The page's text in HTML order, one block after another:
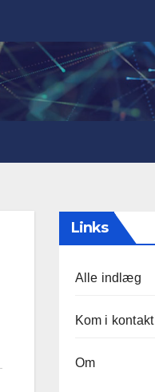
Links
Alle indlæg
Kom i kontakt
Om